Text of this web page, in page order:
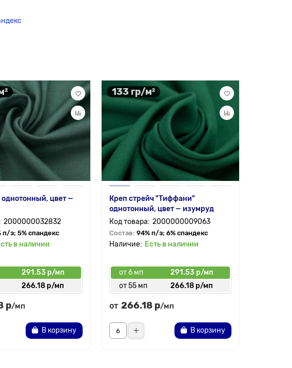
однотонный, цвет —
2000000032832
п/э; 5% спандекс
в наличии
291.53 р/мп
266.18 р/мп
р/мп
В корзину
133 гр/м²
Креп стрейч "Тиффани"
однотонный, цвет — изумруд
2000000009063
Состав: 94% п/э; 6% спандекс
Есть в наличии
от 6 мп
291.53 р/мп
от 55 мп
266.18 р/мп
от 266.18 р/мп
В корзину